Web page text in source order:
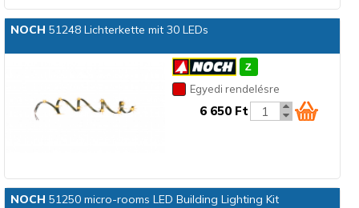
NOCH 51248 Lichterkette mit 30 LEDs
Egyedi rendelésre
6 650 Ft
NOCH 51250 micro-rooms LED Building Lighting Kit